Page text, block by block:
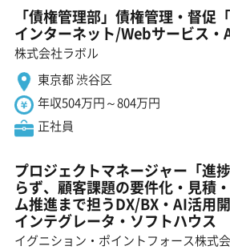
「債権管理部」債権管理・督促
インターネット/Webサービス・
株式会社ラボル
東京都 渋谷区
年収504万円～804万円
正社員
プロジェクトマネージャー「進
らず、顧客課題の要件化・見積
ム推進まで担うDX/BX・AI活用
インテグレータ・ソフトハウス
イグニション・ポイントフォース株式